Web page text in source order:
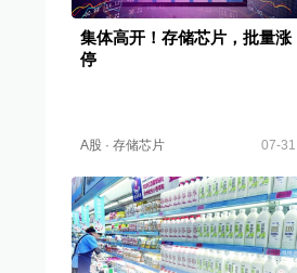
集体高开！存储芯片，批量涨
停
A股 · 存储芯片 07-31